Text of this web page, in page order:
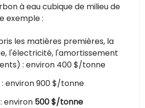
à eau cubique de milieu de
exemple :
les matières premières, la
l'électricité, l'amortissement
: environ 400 $/tonne
: environ 900 $/tonne
environ 500 $/tonne